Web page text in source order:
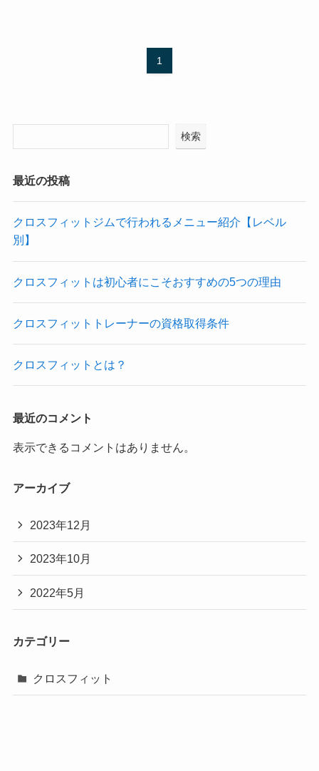
1
検索
最近の投稿
クロスフィットジムで行われるメニュー紹介【レベル
別】
クロスフィットは初心者にこそおすすめの5つの理由
クロスフィットトレーナーの資格取得条件
クロスフィットとは？
最近のコメント
表示できるコメントはありません。
アーカイブ
2023年12月
2023年10月
2022年5月
カテゴリー
クロスフィット